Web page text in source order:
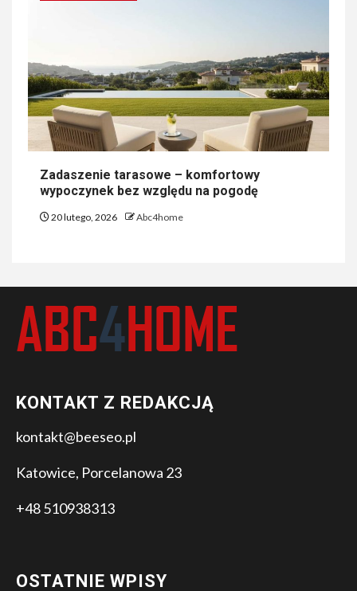
Zadaszenie tarasowe – komfortowy
wypoczynek bez względu na pogodę
20 lutego, 2026 Abc4home
KONTAKT Z REDAKCJĄ
kontakt@beeseo.pl
Katowice, Porcelanowa 23
+48 510938313
OSTATNIE WPISY